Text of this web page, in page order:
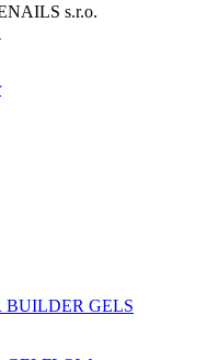
s.r.o.
BUILDER GELS